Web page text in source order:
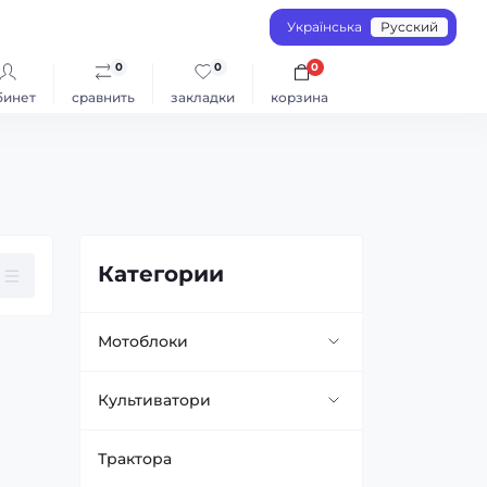
Українська Русский
сравнить
0
закладки
0
корзина
0
Категории
Мотоблоки
Бензиновые мотоблоки
Дизельные мотоблоки
Культиватори
Мотокультиваторы
Трактора